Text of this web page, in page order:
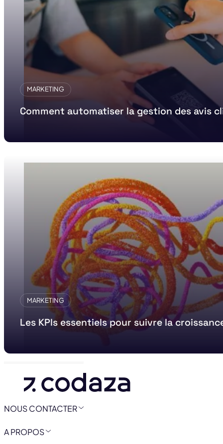
MARKETING
Comment automatiser la gestion des avis
MARKETING
Les KPIs essentiels pour suivre la
NOUS CONTACTER
A PROPOS